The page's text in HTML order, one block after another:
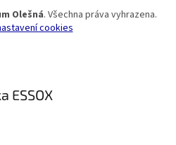
Olešná. Všechna práva vyhrazena.
cookies
ESSOX